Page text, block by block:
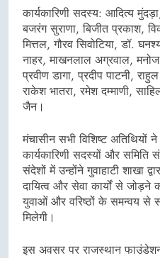
कार्यकारिणी सदस्य: आदित्य
बजरंग सुराणा, बिजीत प्रकाश,
मित्तल, गौरव सिवोटिया, डॉ.
नाहर, माखनलाल अग्रवाल,
प्रवीण डागा, प्रदीप पाटनी,
राकेश भातरा, रमेश दम्माणी,
जैन।
मंचासीन सभी विशिष्ट अतिथियों ने
कार्यकारिणी सदस्यों और
संदेशों में उन्होंने गुवाहाटी शाखा
दायित्व और सेवा कार्यों से जोड़ने
युवाओं और वरिष्ठों के समन्वय से
मिलेगी।
इस अवसर पर राजस्थान